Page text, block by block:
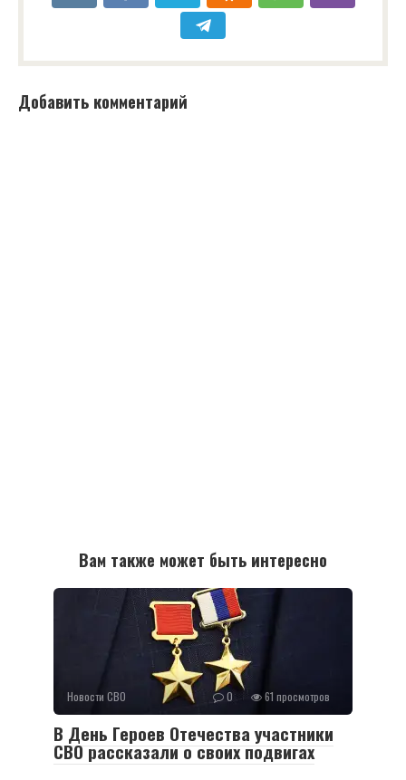
Добавить комментарий
Вам также может быть интересно
Новости СВО 0 61 просмотров
В День Героев Отечества участники
СВО рассказали о своих подвигах